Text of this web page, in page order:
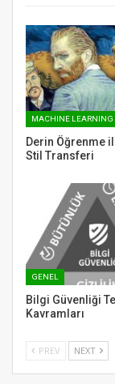
MACHINE LEARNING
Derin Öğrenme
Stil Transferi
GENEL
Bilgi Güvenliği
Kavramları
PREV NEXT